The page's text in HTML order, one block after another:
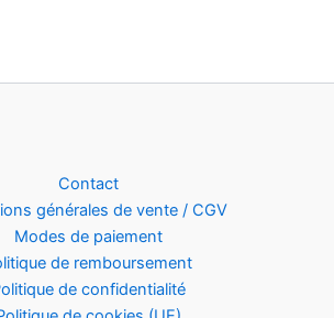
Contact
générales de vente / CGV
Modes de paiement
de remboursement
de confidentialité